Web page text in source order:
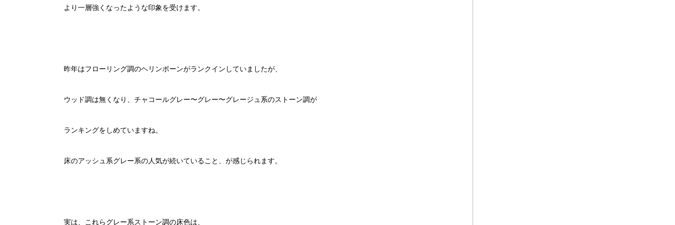
より一層強くなったような印象を受けます。
昨年はフローリング調のヘリンボーンがランクインしていましたが、
ウッド調は無くなり、チャコールグレー〜グレー〜グレージュ系のストーン調が
ランキングをしめていますね。
床のアッシュ系グレー系の人気が続いていること、が感じられます。
実は、これらグレー系ストーン調の床色は、